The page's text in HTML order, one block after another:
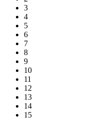
3
4
5
6
7
8
9
10
11
12
13
14
15